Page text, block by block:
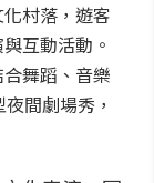
村落，遊客
互動活動。
舞蹈、音樂
間劇場秀，